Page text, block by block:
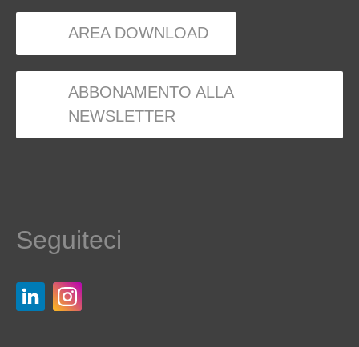
AREA DOWNLOAD
ABBONAMENTO ALLA
NEWSLETTER
Seguiteci